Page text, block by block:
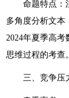
命题特点：注
多角度分析文本
2024年夏季高
思维过程的考查。
三、竞争压